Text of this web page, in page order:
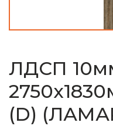
ЛДСП
(D)